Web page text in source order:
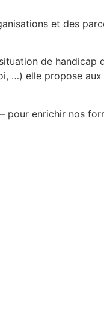
et des
de handicap
…) elle propose
pour enrichir nos